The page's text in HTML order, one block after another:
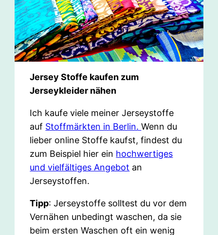
Jersey Stoffe kaufen zum
Jerseykleider nähen
Ich kaufe viele meiner Jerseystoffe
auf Stoffmärkten in Berlin.Wenn du
lieber online Stoffe kaufst, findest du
zum Beispiel hier ein hochwertiges
und vielfältiges Angebot an
Jerseystoffen.
Tipp: Jerseystoffe solltest du vor dem
Vernähen unbedingt waschen, da sie
beim ersten Waschen oft ein wenig